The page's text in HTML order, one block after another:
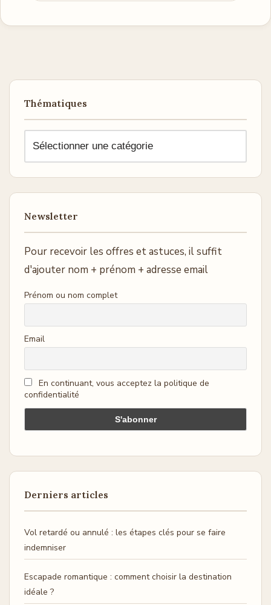
Thématiques
Newsletter
Pour recevoir les offres et astuces, il suffit
d'ajouter nom + prénom + adresse email
Prénom ou nom complet
Email
En continuant, vous acceptez la politique de
confidentialité
Derniers articles
Vol retardé ou annulé : les étapes clés pour se faire
indemniser
Escapade romantique : comment choisir la destination
idéale ?